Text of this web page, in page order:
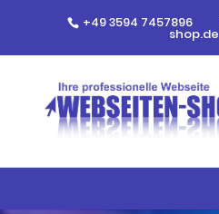
+49 3594 7457896
shop.de